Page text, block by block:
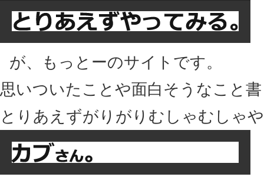
が、もっとーのサイトです。
思いついたことや面白そうなこと
とりあえずがりがりむしゃむしゃ